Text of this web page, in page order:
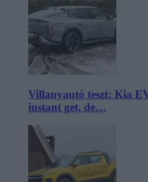
Villanyautó teszt: Kia
instant get, de…